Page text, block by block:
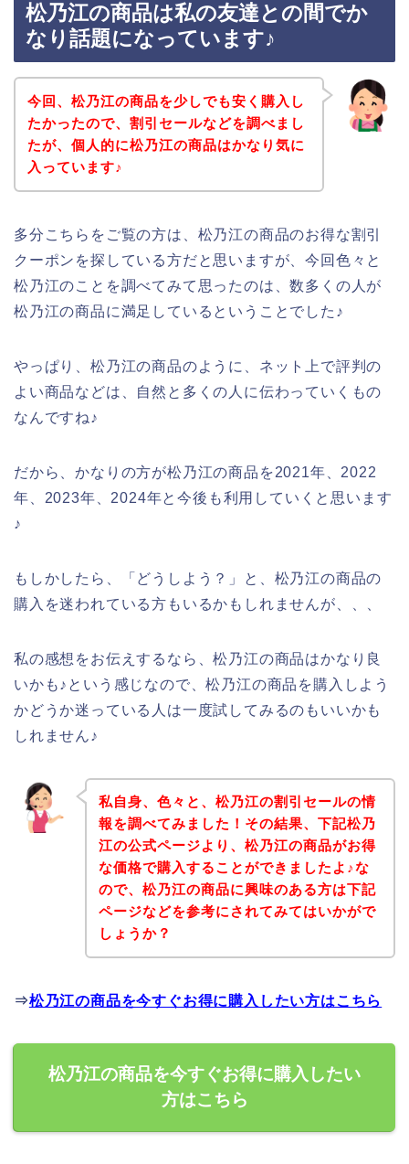
松乃江の商品は私の友達との間でか
なり話題になっています♪
今回、松乃江の商品を少しでも安く購入し
たかったので、割引セールなどを調べまし
たが、個人的に松乃江の商品はかなり気に
入っています♪
多分こちらをご覧の方は、松乃江の商品のお得な割引
クーポンを探している方だと思いますが、今回色々と
松乃江のことを調べてみて思ったのは、数多くの人が
松乃江の商品に満足しているということでした♪
やっぱり、松乃江の商品のように、ネット上で評判の
よい商品などは、自然と多くの人に伝わっていくもの
なんですね♪
だから、かなりの方が松乃江の商品を2021年、2022
年、2023年、2024年と今後も利用していくと思います
♪
もしかしたら、「どうしよう？」と、松乃江の商品の
購入を迷われている方もいるかもしれませんが、、、
私の感想をお伝えするなら、松乃江の商品はかなり良
いかも♪という感じなので、松乃江の商品を購入しよう
かどうか迷っている人は一度試してみるのもいいかも
しれません♪
私自身、色々と、松乃江の割引セールの情
報を調べてみました！その結果、下記松乃
江の公式ページより、松乃江の商品がお得
な価格で購入することができましたよ♪な
ので、松乃江の商品に興味のある方は下記
ページなどを参考にされてみてはいかがで
しょうか？
⇒松乃江の商品を今すぐお得に購入したい方はこちら
松乃江の商品を今すぐお得に購入したい
方はこちら